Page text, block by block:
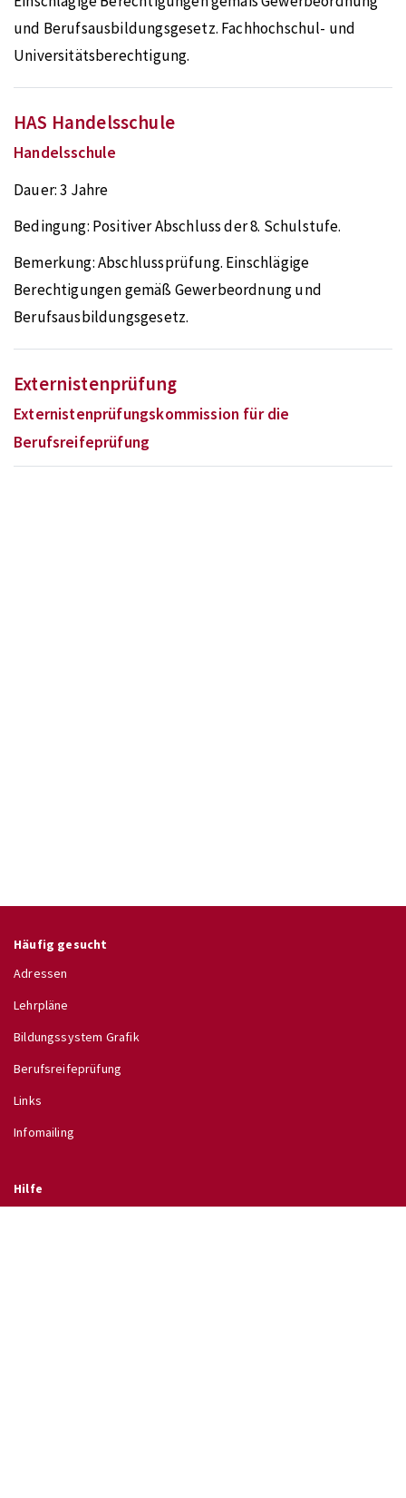
und Berufsausbildungsgesetz. Fachhochschul- und
Universitätsberechtigung.
HAS Handelsschule
Handelsschule
Dauer:3 Jahre
Bedingung: Positiver Abschluss der 8. Schulstufe.
Bemerkung:Abschlussprüfung. Einschlägige
Berechtigungen gemäß Gewerbeordnung und
Berufsausbildungsgesetz.
Externistenprüfung
Externistenprüfungskommission für die
Berufsreifeprüfung
Häufig gesucht
Adressen
Lehrpläne
Bildungssystem Grafik
Berufsreifeprüfung
Links
Infomailing
Hilfe